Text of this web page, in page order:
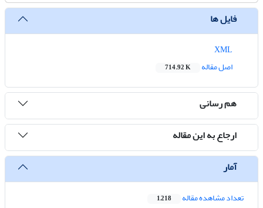
فایل ها
اصل مقاله
714.92 K
هم رسانی
ارجاع به این مقاله
آمار
تعداد مشاهده مقاله 1,218